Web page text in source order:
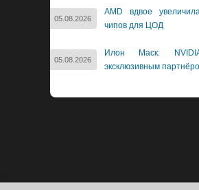
05.08.2026
AMD вдвое
чипов для ЦОД
05.08.2026
Илон Маск:
эксклюзивным